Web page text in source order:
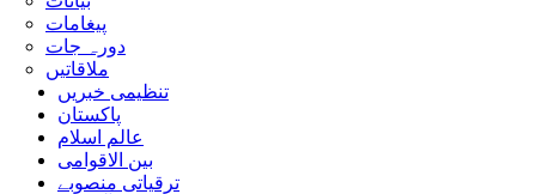
پیغامات
دورہ جات
ملاقاتیں
تنظیمی خبریں
پاکستان
عالم اسلام
بین الاقوامی
ترقیاتی منصوبے